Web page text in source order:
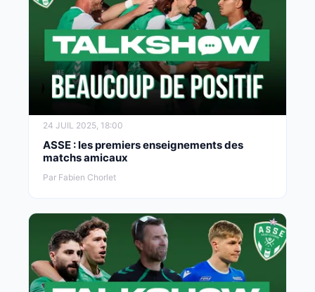
24 JUIL 2025, 18:00
ASSE : les premiers enseignements des
matchs amicaux
Par Fabien Chorlet